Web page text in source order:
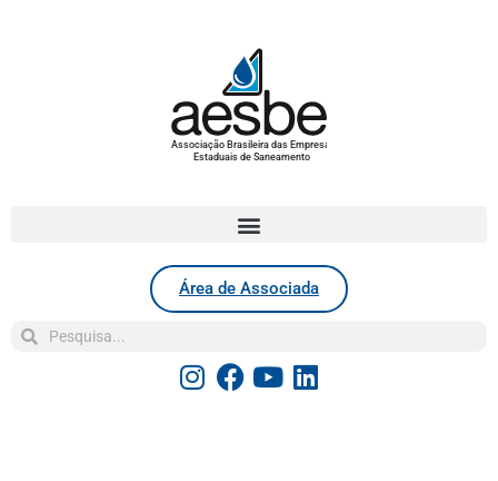
Associação Brasileira das Empresas
Estaduais de Saneamento
Área de Associada